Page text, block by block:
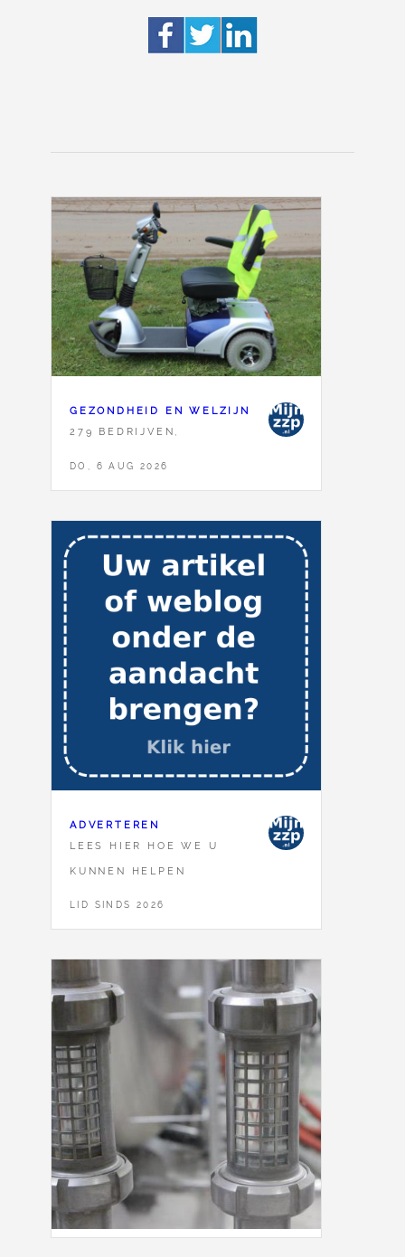
GEZONDHEID EN WELZIJN
279 BEDRIJVEN,
DO, 6 AUG 2026
ADVERTEREN
LEES HIER HOE WE U
KUNNEN HELPEN
LID SINDS 2026